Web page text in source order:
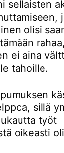
sellaisten
olisi
ei aina
tahoille.
sillä
työt
oikeasti